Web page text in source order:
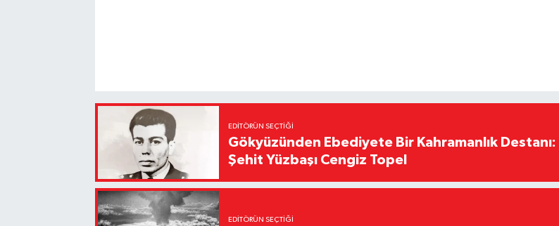
EDITÖRÜN SEÇTIĞI
Gökyüzünden Ebediyete Bir Kahramanlık Destanı:
Şehit Yüzbaşı Cengiz Topel
EDITÖRÜN SEÇTIĞI